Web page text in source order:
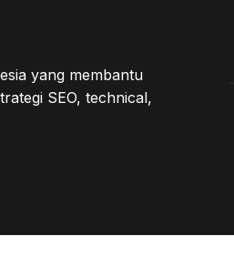
yang membantu
SEO, technical,